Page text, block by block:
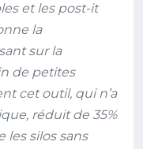
et les post-it
la
sur la
de petites
cet outil, qui n’a
réduit de 35%
les silos sans